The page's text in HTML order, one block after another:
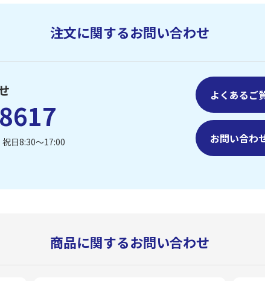
注文に関するお問い合わせ
日8:30〜17:00
よくあるご
お問い合わ
商品に関するお問い合わせ